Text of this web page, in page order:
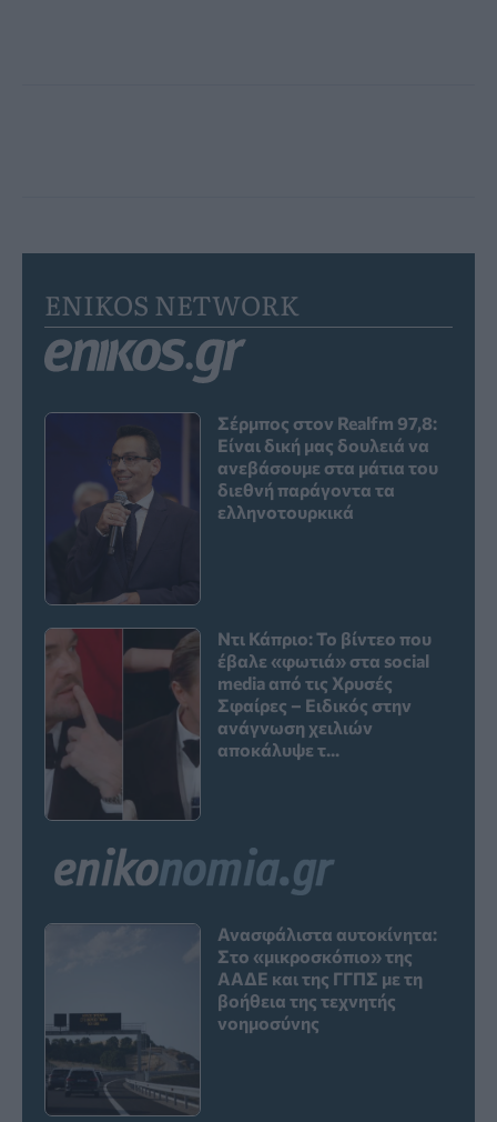
ENIKOS NETWORK
Σέρμπος στον Realfm 97,8:
Είναι δική μας δουλειά να
ανεβάσουμε στα μάτια του
διεθνή παράγοντα τα
ελληνοτουρκικά
Ντι Κάπριο: Το βίντεο που
έβαλε «φωτιά» στα social
media από τις Χρυσές
Σφαίρες – Ειδικός στην
ανάγνωση χειλιών
αποκάλυψε τ...
Ανασφάλιστα αυτοκίνητα:
Στο «μικροσκόπιο» της
ΑΑΔΕ και της ΓΓΠΣ με τη
βοήθεια της τεχνητής
νοημοσύνης